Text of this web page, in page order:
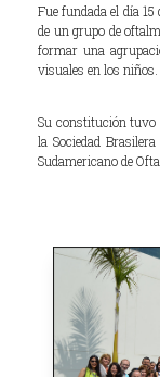
Fue fundada el día
de un grupo de
formar una
visuales en los niños.
Su constitución tuvo
la Sociedad
Sudamericano de